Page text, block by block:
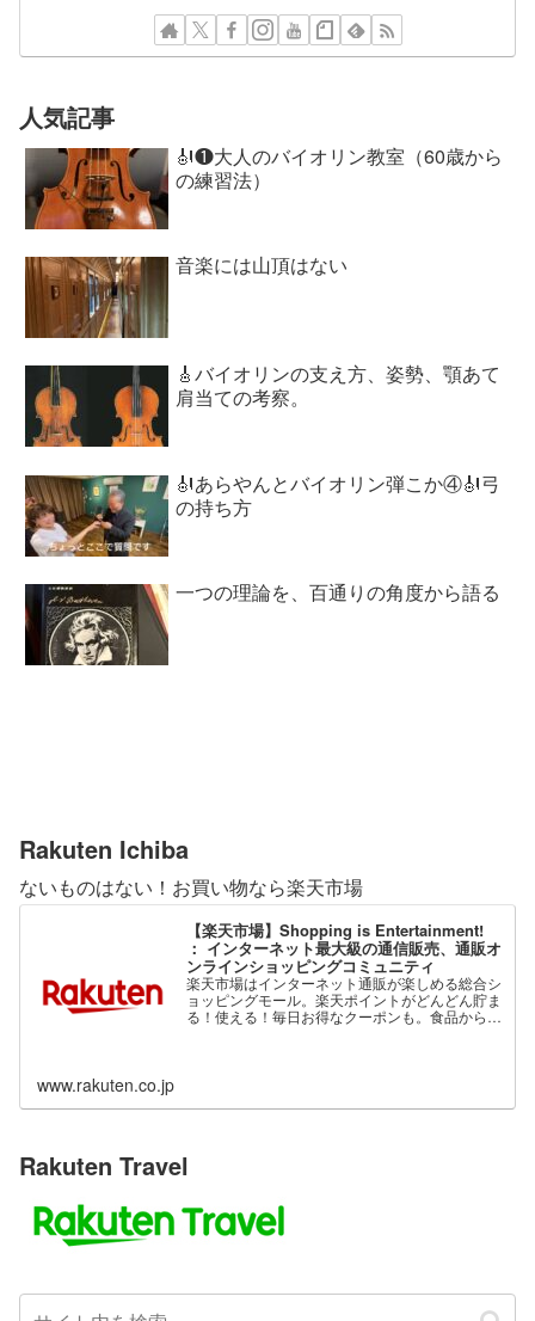
人気記事
🎻❶大人のバイオリン教室（60歳から
の練習法）
音楽には山頂はない
🎸バイオリンの支え方、姿勢、顎あて
肩当ての考察。
🎻あらやんとバイオリン弾こか④🎻弓
の持ち方
一つの理論を、百通りの角度から語る
Rakuten Ichiba
ないものはない！お買い物なら楽天市場
【楽天市場】Shopping is Entertainment!
： インターネット最大級の通信販売、通販オ
ンラインショッピングコミュニティ
楽天市場はインターネット通販が楽しめる総合シ
ョッピングモール。楽天ポイントがどんどん貯ま
る！使える！毎日お得なクーポンも。食品から家
www.rakuten.co.jp
Rakuten Travel